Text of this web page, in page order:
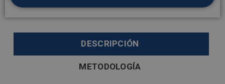
DESCRIPCIÓN
METODOLOGÍA